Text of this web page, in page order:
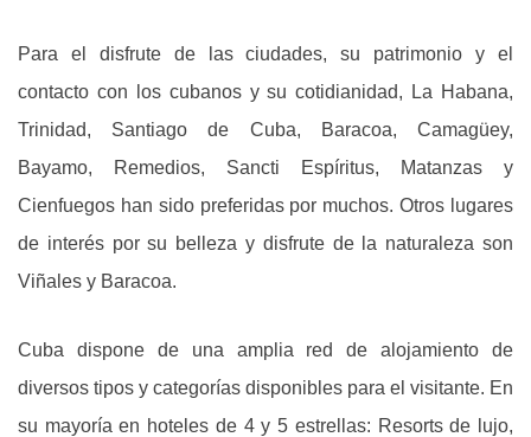
Para el disfrute de las ciudades, su patrimonio y el
contacto con los cubanos y su cotidianidad, La Habana,
Trinidad, Santiago de Cuba, Baracoa, Camagüey,
Bayamo, Remedios, Sancti Espíritus, Matanzas y
Cienfuegos han sido preferidas por muchos. Otros lugares
de interés por su belleza y disfrute de la naturaleza son
Viñales y Baracoa.
Cuba dispone de una amplia red de alojamiento de
diversos tipos y categorías disponibles para el visitante. En
su mayoría en hoteles de 4 y 5 estrellas: Resorts de lujo,